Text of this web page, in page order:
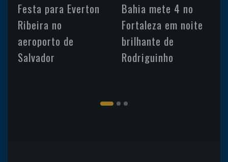
Festa para Everton
Ribeira no
aeroporto de
Salvador
Bahia mete 4 no
Fortaleza em noite
brilhante de
Rodriguinho